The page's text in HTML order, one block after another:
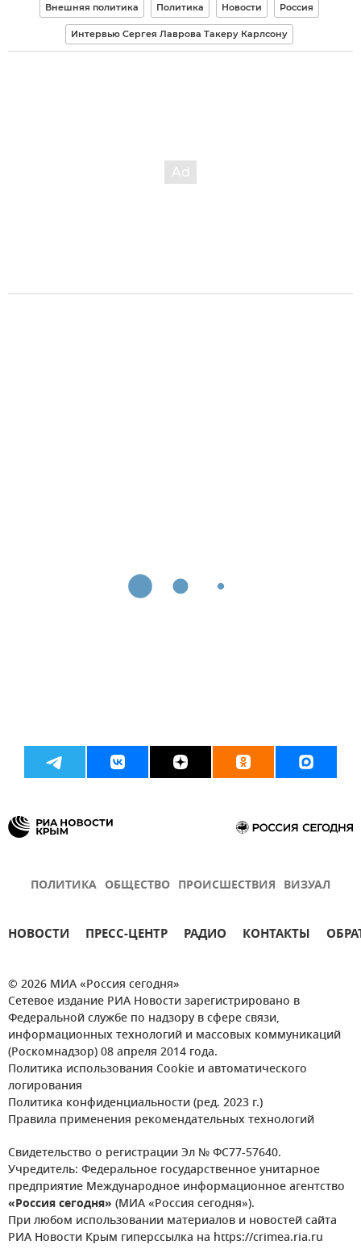
Внешняя политика Политика Новости Россия
Интервью Сергея Лаврова Такеру Карлсону
ПОЛИТИКА ОБЩЕСТВО ПРОИСШЕСТВИЯ ВИЗУАЛ
НОВОСТИ ПРЕСС-ЦЕНТР РАДИО КОНТАКТЫ
© 2026 МИА «Россия сегодня»
Сетевое издание РИА Новости зарегистрировано в
Федеральной службе по надзору в сфере связи,
информационных технологий и массовых коммуникаций
(Роскомнадзор) 08 апреля 2014 года.
Политика использования Cookie и автоматического
логирования
Политика конфиденциальности (ред. 2023 г.)
Правила применения рекомендательных технологий
Свидетельство о регистрации Эл № ФС77-57640.
Учредитель: Федеральное государственное унитарное
предприятие Международное информационное агентство
«Россия сегодня» (МИА «Россия сегодня»).
При любом использовании материалов и новостей сайта
РИА Новости Крым гиперссылка на https://crimea.ria.ru